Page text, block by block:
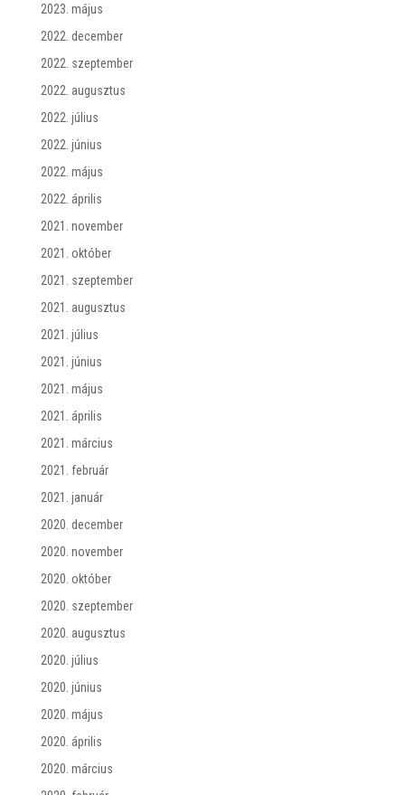
2023. május
2022. december
2022. szeptember
2022. augusztus
2022. július
2022. június
2022. május
2022. április
2021. november
2021. október
2021. szeptember
2021. augusztus
2021. július
2021. június
2021. május
2021. április
2021. március
2021. február
2021. január
2020. december
2020. november
2020. október
2020. szeptember
2020. augusztus
2020. július
2020. június
2020. május
2020. április
2020. március